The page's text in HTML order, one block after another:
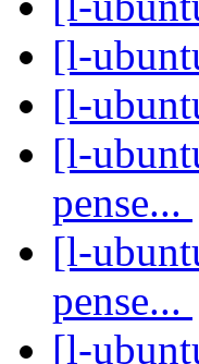
[l-
[l-
[l-
pense...
[l-
pense...
[l-